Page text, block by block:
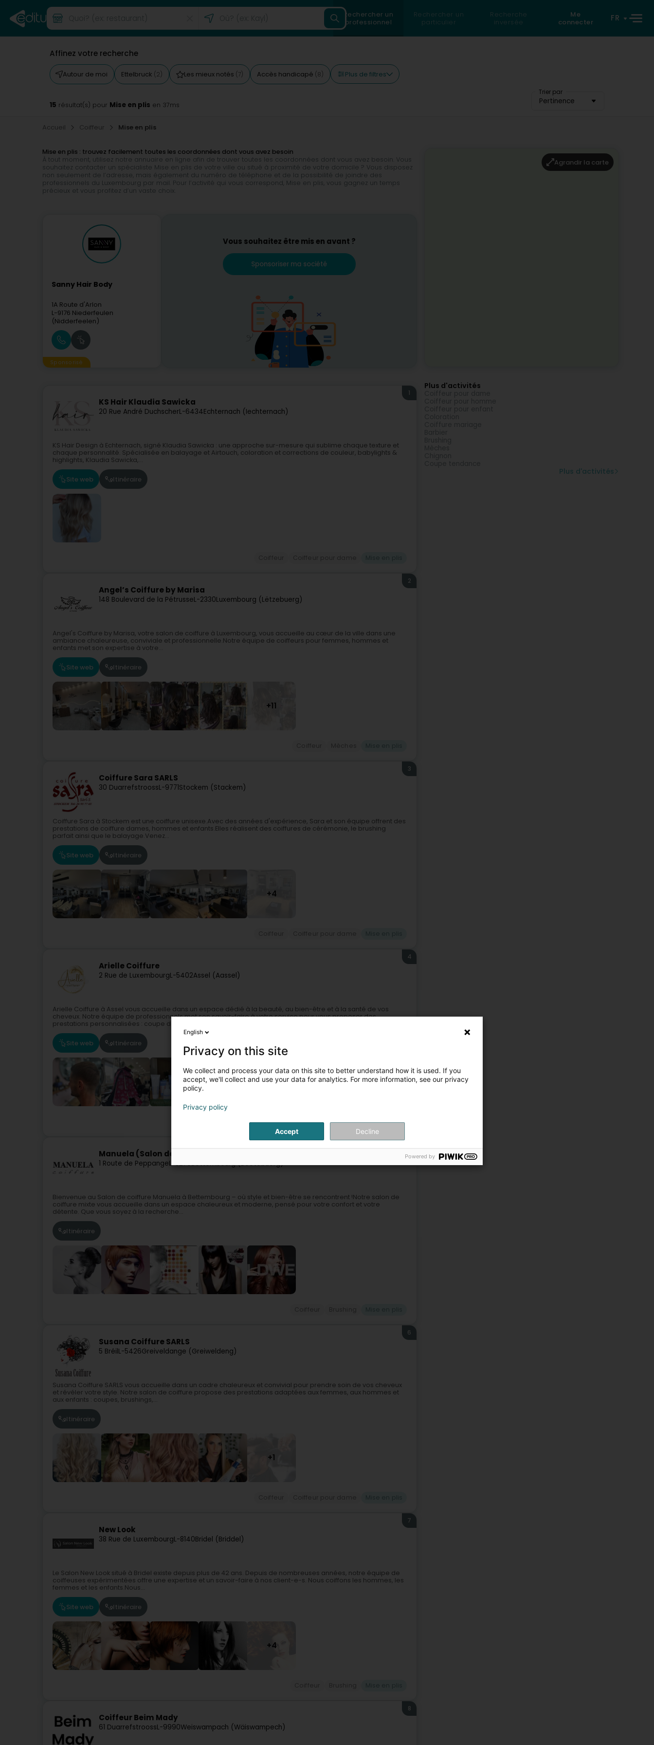
Rechercher un
professionnel
Rechercher un
particulier
Recherche
inversée
Me
connecter
FR
Affinez votre recherche
Autour de moi Ettelbruck (2) Les mieux notés (7) Accès handicapé (8) Plus de filtres
Trier par
Pertinence
15 résultat(s) pour Mise en plis en 37ms
Accueil Coiffeur Mise en plis
Mise en plis : trouvez facilement toutes les coordonnées dont vous avez besoin
À tout moment, utilisez notre annuaire en ligne afin de trouver toutes les coordonnées dont vous avez besoin. Vous
souhaitez contacter un spécialiste Mise en plis de votre ville ou situé à proximité de votre domicile ? Vous disposez
non seulement de l’adresse, mais également du numéro de téléphone et de la possibilité de joindre des
professionnels du Luxembourg par mail. Pour l’activité qui vous correspond, Mise en plis, vous gagnez un temps
précieux et vous profitez d’un vaste choix.
Sanny Hair Body
1A Route d'Arlon
L-9176 Niederfeulen
(Nidderfeelen)
Sponsorisé
Vous souhaitez être mis en avant ?
Sponsoriser ma société
KS Hair Klaudia Sawicka
20 Rue André DuchscherL-6434Echternach (Iechternach)
1
KS Hair Design à Echternach, signé Klaudia Sawicka : une approche sur-mesure qui sublime chaque texture et
chaque personnalité. Spécialisée en balayage et Airtouch, coloration et corrections de couleur, babylights &
highlights, Klaudia Sawicka,...
Site web Itinéraire
Angel’s Coiffure by Marisa
148 Boulevard de la PétrusseL-2330Luxembourg (Lëtzebuerg)
2
Angel's Coiffure by Marisa, votre salon de coiffure à Luxembourg, vous accueille au cœur de la ville dans une
ambiance chaleureuse, conviviale et professionnelle.Notre équipe de coiffeurs pour femmes, hommes et
enfants met son expertise à votre...
Site web Itinéraire
+11
Coiffure Sara SARLS
30 DuarrefstroossL-9771Stockem (Stackem)
3
Coiffure Sara à Stockem est une coiffure unisexe.Avec des années d'expérience, Sara et son équipe offrent des
prestations de coiffure dames, hommes et enfants.Elles réalisent des coiffures de cérémonie, le brushing
parfait ainsi que le balayage.Venez...
Site web Itinéraire
+4
Arielle Coiffure
2 Rue de LuxembourgL-5402Assel (Aassel)
4
Arielle Coiffure à Assel vous accueille dans un espace dédié à la beauté, au bien-être et à la santé de vos
cheveux. Notre équipe de professionnels met son savoir-faire à votre service pour vous proposer des
prestations personnalisées : coupe de...
Site web Itinéraire
Coiffeur Coiffeur pour dame Mise en plis
Manuela (Salon de Coiffure)
1 Route de PeppangeL-3270Bettembourg (Beetebuerg)
Bienvenue au Salon de coiffure Manuela à Bettembourg – où style et bien-être se rencontrent !Notre salon de
coiffure mixte vous accueille dans un espace chaleureux et moderne, pensé pour votre confort et votre
détente. Que vous soyez à la recherche...
Itinéraire
Susana Coiffure SARLS
5 BréilL-5426Greiveldange (Greiweldeng)
6
Susana Coiffure SARLS vous accueille dans un cadre chaleureux et convivial pour prendre soin de vos cheveux
et révéler votre style. Notre salon de coiffure propose des prestations adaptées aux femmes, aux hommes et
aux enfants : coupes, brushings,...
Itinéraire
+1
New Look
38 Rue de LuxembourgL-8140Bridel (Briddel)
7
Le Salon New Look situé à Bridel existe depuis plus de 42 ans. Depuis de nombreuses années, notre équipe de
coiffeuses expérimentées offre une expertise et un savoir-faire à nos client-e-s. Nous coiffons les hommes, les
femmes et les enfants.Nous...
Site web Itinéraire
+4
Coiffeur Beim Mady
61 DuarrefstroossL-9990Weiswampach (Wäiswampech)
8
Agrandir la carte
Plus d'activités
Plus d'activités
English
Privacy on this site
We collect and process your data on this site to better understand how it is used. If you
accept, we'll collect and use your data for analytics. For more information, see our privacy
policy.
Privacy policy
Accept Decline
Powered by